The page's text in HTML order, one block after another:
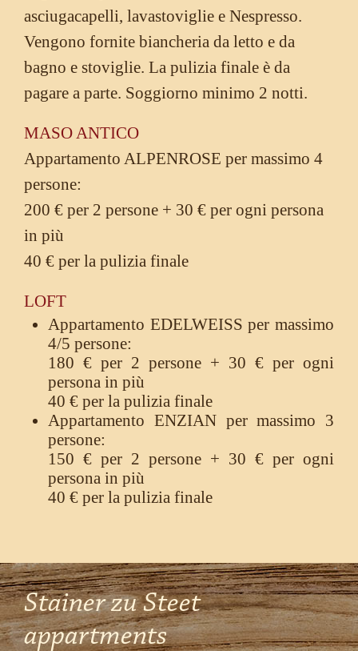
asciugacapelli, lavastoviglie e Nespresso.
Vengono fornite biancheria da letto e da
bagno e stoviglie. La pulizia finale è da
pagare a parte. Soggiorno minimo 2 notti.
MASO ANTICO
Appartamento ALPENROSE per massimo 4
persone:
200 € per 2 persone + 30 € per ogni persona
in più
40 € per la pulizia finale
LOFT
Appartamento EDELWEISS per massimo
4/5 persone:
180 € per 2 persone + 30 € per ogni
persona in più
40 € per la pulizia finale
Appartamento ENZIAN per massimo 3
persone:
150 € per 2 persone + 30 € per ogni
persona in più
40 € per la pulizia finale
Stainer zu Steet
appartments